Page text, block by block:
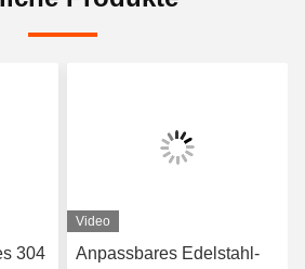
304
Video
Anpassbares Edelstahl-